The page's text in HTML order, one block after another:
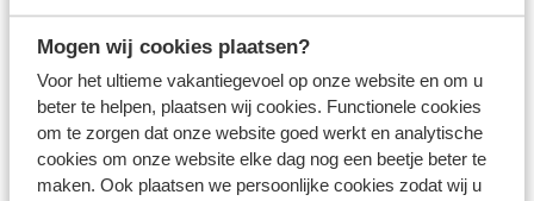
Mogen wij cookies plaatsen?
Voor het ultieme vakantiegevoel op onze website en om u
beter te helpen, plaatsen wij cookies. Functionele cookies
om te zorgen dat onze website goed werkt en analytische
cookies om onze website elke dag nog een beetje beter te
maken. Ook plaatsen we persoonlijke cookies zodat wij u
Park Westerkogge
Freizeitaktivitäten am